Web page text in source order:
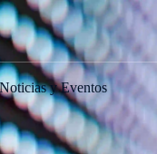
Noticias y Eventos